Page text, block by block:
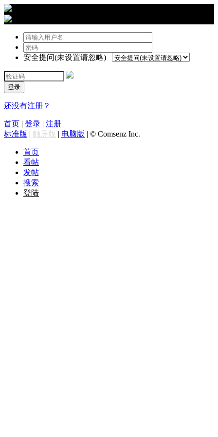
安全提问(未设置请忽略)
登录
还没有注册？
首页 | 登录 | 注册
标准版 | 触屏版 | 电脑版 | © Comsenz Inc.
首页
看帖
发帖
搜索
登陆